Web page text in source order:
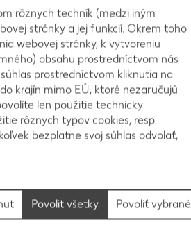
oleja a lyžicu
strany. Na stehná
trochou vody,
kontrolujeme a mäso
a po chvíli pridáme
rôznych techník (medzi iným
stránky a jej funkcií. Okrem toho
webovej stránky, k vytvoreniu
obsahu prostredníctvom nás
prostredníctvom kliknutia na
krajín mimo EÚ, ktoré nezaručujú
len použitie technicky
rôznych typov cookies, resp.
bezplatne svoj súhlas odvolať,
Povoliť vybrané
Povoliť všetky